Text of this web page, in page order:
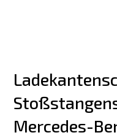
Mercedes-